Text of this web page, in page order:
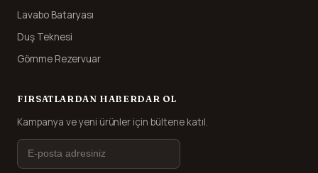
Lavabo Bataryası
Duş Teknesi
Gömme Rezervuar
FIRSATLARDAN HABERDAR OL
Kampanya ve yeni ürünler için bültene katıl.